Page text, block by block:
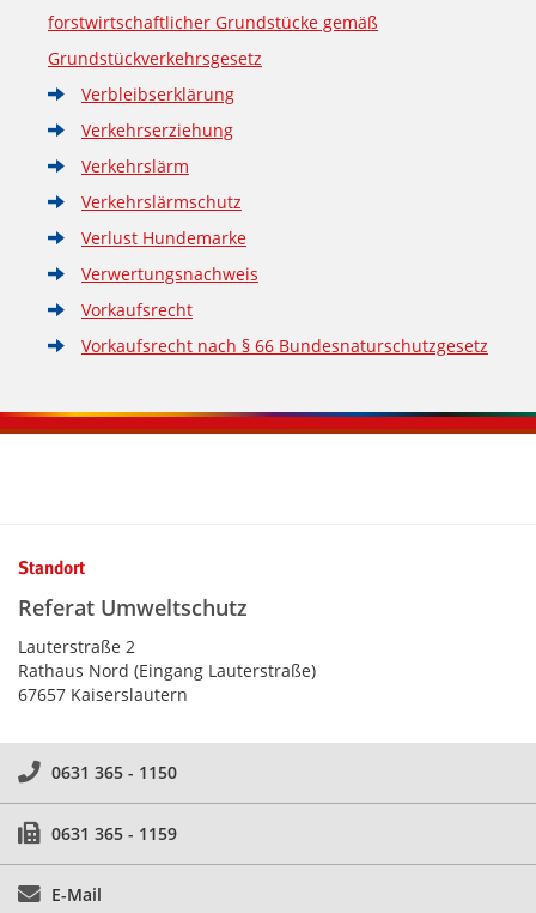
forstwirtschaftlicher Grundstücke gemäß
Grundstückverkehrsgesetz
Verbleibserklärung
Verkehrserziehung
Verkehrslärm
Verkehrslärmschutz
Verlust Hundemarke
Verwertungsnachweis
Vorkaufsrecht
Vorkaufsrecht nach § 66 Bundesnaturschutzgesetz
Standort
Referat Umweltschutz
Lauterstraße 2
Rathaus Nord (Eingang Lauterstraße)
67657 Kaiserslautern
0631 365 - 1150
0631 365 - 1159
E-Mail